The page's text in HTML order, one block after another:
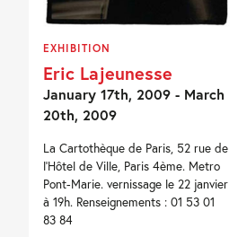
EXHIBITION
Eric Lajeunesse
January 17th, 2009 - March
20th, 2009
La Cartothèque de Paris, 52 rue de
l'Hôtel de Ville, Paris 4ème. Metro
Pont-Marie. vernissage le 22 janvier
à 19h. Renseignements : 01 53 01
83 84